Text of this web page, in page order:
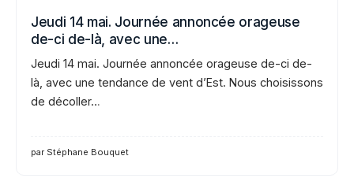
Jeudi 14 mai. Journée annoncée orageuse
de-ci de-là, avec une…
Jeudi 14 mai. Journée annoncée orageuse de-ci de-
là, avec une tendance de vent d’Est. Nous choisissons
de décoller…
par Stéphane Bouquet